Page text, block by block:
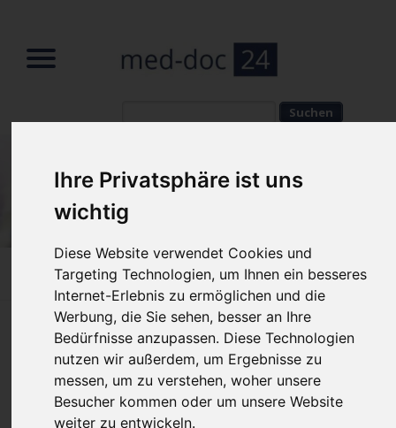
Ihre Privatsphäre ist uns
wichtig
Diese Website verwendet Cookies und
Targeting Technologien, um Ihnen ein besseres
Internet-Erlebnis zu ermöglichen und die
Werbung, die Sie sehen, besser an Ihre
Bedürfnisse anzupassen. Diese Technologien
nutzen wir außerdem, um Ergebnisse zu
messen, um zu verstehen, woher unsere
Besucher kommen oder um unsere Website
weiter zu entwickeln.
Home»News»News Reader
Grippe-Impfung empfehlenswert? |
News 10/2018 | med-doc24.com
2018-10-26 09:39von Fischer (Kommentare: 0)